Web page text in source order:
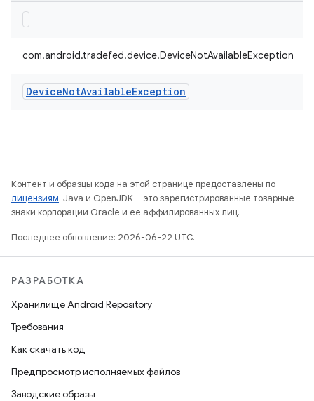
com.android.tradefed.device.DeviceNotAvailableException
DeviceNotAvailableException
Контент и образцы кода на этой странице предоставлены по
лицензиям. Java и OpenJDK – это зарегистрированные товарные
знаки корпорации Oracle и ее аффилированных лиц.
Последнее обновление: 2026-06-22 UTC.
РАЗРАБОТКА
Хранилище Android Repository
Требования
Как скачать код
Предпросмотр исполняемых файлов
Заводские образы